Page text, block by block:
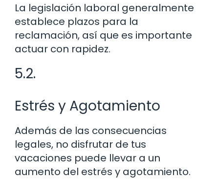
La legislación laboral generalmente
establece plazos para la
reclamación, así que es importante
actuar con rapidez.
5.2.
Estrés y Agotamiento
Además de las consecuencias
legales, no disfrutar de tus
vacaciones puede llevar a un
aumento del estrés y agotamiento.